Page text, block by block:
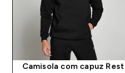
Camisola com capuz Rest